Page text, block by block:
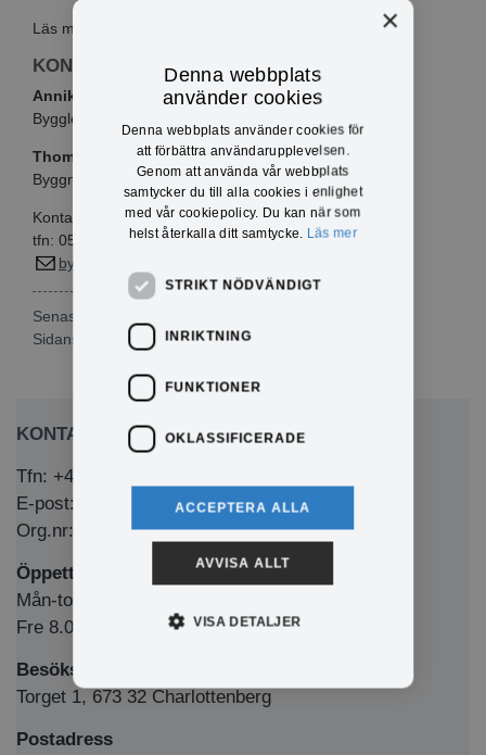
Läs mer på
KONTAKTINFO
Annika Värm
Bygglovshandläggare
Thomas Olsson
Byggnadsinspektör
Kontakta byggavdelningen
tfn: 0571-180 720
bygg@eda.se
Senast publicerad: 2026-04-01
Sidansvarig:
Lisa Olsén
KONTAKTA OSS
Tfn: +46 (0)571-281 00
E-post: kommun@eda.se
Org.nr: 212000-1769
Öppettider Medborgarkontor/växel
Mån-tors 8.00-12.00 & 13.00-16.00
Fre 8.00-12.00 & 13.00-15.00
Besöksadress
Torget 1, 673 32 Charlottenberg
Postadress
×
Denna webbplats
använder cookies
Denna webbplats använder cookies för
att förbättra användarupplevelsen.
Genom att använda vår webbplats
samtycker du till alla cookies i enlighet
med vår cookiepolicy. Du kan när som
helst återkalla ditt samtycke. Läs mer
STRIKT NÖDVÄNDIGT
INRIKTNING
FUNKTIONER
OKLASSIFICERADE
ACCEPTERA ALLA
AVVISA ALLT
VISA DETALJER